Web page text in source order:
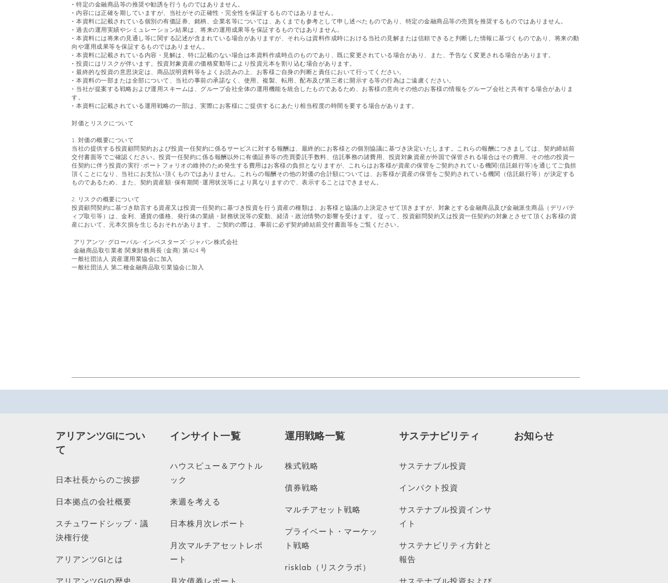
• 特定の金融商品等の推奨や勧誘を行うものではありません。
• 内容には正確を期していますが、当社がその正確性・完全性を保証するものではありません。
• 本資料に記載されている個別の有価証券、銘柄、企業名等については、あくまでも参考として申し述べたものであり、特定の金融商品等の売買を推奨するものではありません。
• 過去の運用実績やシミュレーション結果は、将来の運用成果等を保証するものではありません。
• 本資料には将来の見通し等に関する記述が含まれている場合がありますが、それらは資料作成時における当社の見解または信頼できると判断した情報に基づくものであり、将来の動
向や運用成果等を保証するものではありません。
• 本資料に記載されている内容・見解は、特に記載のない場合は本資料作成時点のものであり、既に変更されている場合があり、また、予告なく変更される場合があります。
• 投資にはリスクが伴います。投資対象資産の価格変動等により投資元本を割り込む場合があります。
• 最終的な投資の意思決定は、商品説明資料等をよくお読みの上、お客様ご自身の判断と責任において行ってください。
• 本資料の一部または全部について、当社の事前の承諾なく、使用、複製、転用、配布及び第三者に開示する等の行為はご遠慮ください。
• 当社が提案する戦略および運用スキームは、グループ会社全体の運用機能を統合したものであるため、お客様の意向その他のお客様の情報をグループ会社と共有する場合がありま
す。
• 本資料に記載されている運用戦略の一部は、実際にお客様にご提供するにあたり相当程度の時間を要する場合があります。
対価とリスクについて
1. 対価の概要について
当社の提供する投資顧問契約および投資一任契約に係るサービスに対する報酬は、最終的にお客様との個別協議に基づき決定いたします。これらの報酬につきましては、契約締結前
交付書面等でご確認ください。投資一任契約に係る報酬以外に有価証券等の売買委託手数料、信託事務の諸費用、投資対象資産が外国で保管される場合はその費用、その他の投資一
任契約に伴う投資の実行･ポートフォリオの維持のため発生する費用はお客様の負担となりますが、これらはお客様が資産の保管をご契約されている機関(信託銀行等)を通じてご負担
頂くことになり、当社にお支払い頂くものではありません。これらの報酬その他の対価の合計額については、お客様が資産の保管をご契約されている機関（信託銀行等）が決定する
ものであるため、また、契約資産額･保有期間･運用状況等により異なりますので、表示することはできません。
2. リスクの概要について
投資顧問契約に基づき助言する資産又は投資一任契約に基づき投資を行う資産の種類は、お客様と協議の上決定させて頂きますが、対象とする金融商品及び金融派生商品（デリバテ
ィブ取引等）は、金利、通貨の価格、発行体の業績・財務状況等の変動、経済・政治情勢の影響を受けます。 従って、投資顧問契約又は投資一任契約の対象とさせて頂くお客様の資
産において、元本欠損を生じるおそれがあります。 ご契約の際は、事前に必ず契約締結前交付書面等をご覧ください。
アリアンツ･グローバル･インベスターズ･ジャパン株式会社
金融商品取引業者 関東財務局長 (金商) 第424 号
一般社団法人 資産運用業協会に加入
一般社団法人 第二種金融商品取引業協会に加入
アリアンツGIについ
て
日本社長からのご挨拶
日本拠点の会社概要
スチュワードシップ・議
決権行使
アリアンツGIとは
インサイト一覧
ハウスビュー＆アウトル
ック
来週を考える
日本株月次レポート
月次マルチアセットレポ
ート
運用戦略一覧
株式戦略
債券戦略
マルチアセット戦略
プライベート・マーケッ
ト戦略
risklab（リスクラボ）
サステナビリティ
サステナブル投資
インパクト投資
サステナブル投資インサ
イト
サステナビリティ方針と
報告
お知らせ